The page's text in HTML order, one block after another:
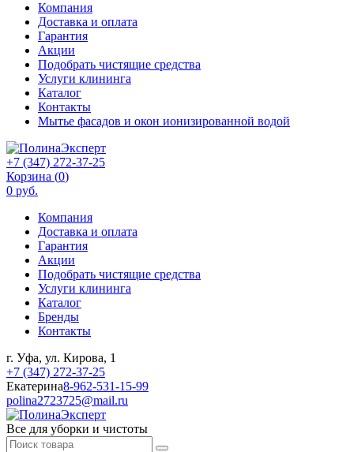
Компания
Доставка и оплата
Гарантия
Акции
Подобрать чистящие средства
Услуги клининга
Каталог
Контакты
Мытье фасадов и окон ионизированной водой
+7 (347) 272-37-25
Корзина (0)
0 руб.
Компания
Доставка и оплата
Гарантия
Акции
Подобрать чистящие средства
Услуги клининга
Каталог
Бренды
Контакты
г. Уфа, ул. Кирова, 1
+7 (347) 272-37-25
Екатерина8-962-531-15-99
polina2723725@mail.ru
Все для уборки и чистоты